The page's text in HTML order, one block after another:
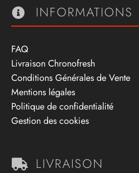
 INFORMATIONS
FAQ
Livraison Chronofresh
Conditions Générales de Vente
Mentions légales
Politique de confidentialité
Gestion des cookies
 LIVRAISON